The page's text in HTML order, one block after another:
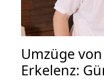
Umzüge
Erkelenz: